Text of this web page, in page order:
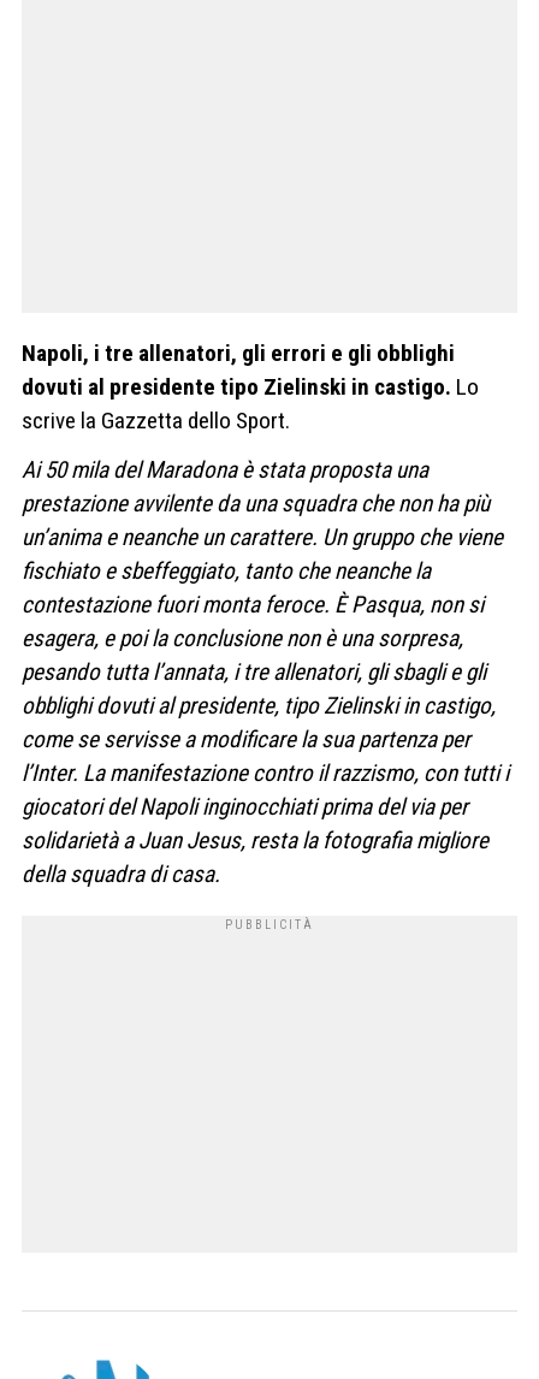
Napoli, i tre allenatori, gli errori e gli obblighi
dovuti al presidente tipo Zielinski in castigo. Lo
scrive la Gazzetta dello Sport.
Ai 50 mila del Maradona è stata proposta una
prestazione avvilente da una squadra che non ha più
un’anima e neanche un carattere. Un gruppo che viene
fischiato e sbeffeggiato, tanto che neanche la
contestazione fuori monta feroce. È Pasqua, non si
esagera, e poi la conclusione non è una sorpresa,
pesando tutta l’annata, i tre allenatori, gli sbagli e gli
obblighi dovuti al presidente, tipo Zielinski in castigo,
come se servisse a modificare la sua partenza per
l’Inter. La manifestazione contro il razzismo, con tutti i
giocatori del Napoli inginocchiati prima del via per
solidarietà a Juan Jesus, resta la fotografia migliore
della squadra di casa.